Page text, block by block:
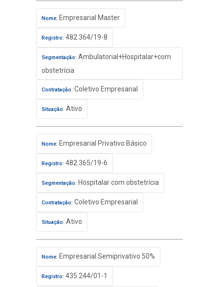
Nome: Empresarial Master
Registro: 482.364/19-8
Segmentação: Ambulatorial+Hospitalar+com
obstetrícia
Contratação: Coletivo Empresarial
Situação: Ativo
Nome: Empresarial Privativo Básico
Registro: 482.365/19-6
Segmentação: Hospitalar com obstetrícia
Contratação: Coletivo Empresarial
Situação: Ativo
Nome: Empresarial Semiprivativo 50%
Registro: 435.244/01-1